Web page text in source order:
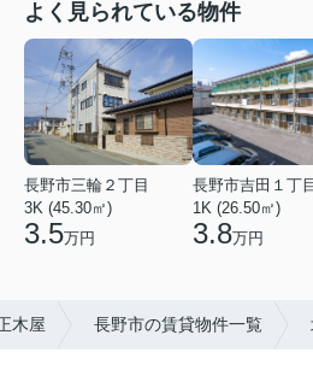
よく見られている物件
長野市三輪２丁目
3K (45.30㎡)
3.5万円
長野市吉田１丁
1K (26.50㎡)
3.8万円
木屋 長野市の賃貸物件一覧